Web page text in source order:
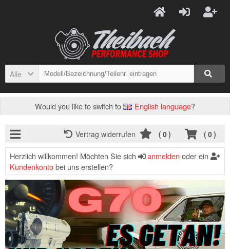
Alle
Would you like to switch to English language?
( 0)
Vertrag widerrufen ( 0)
Herzlich willkommen! Möchten Sie sich anmelden oder ein
Kundenkontobei uns erstellen?